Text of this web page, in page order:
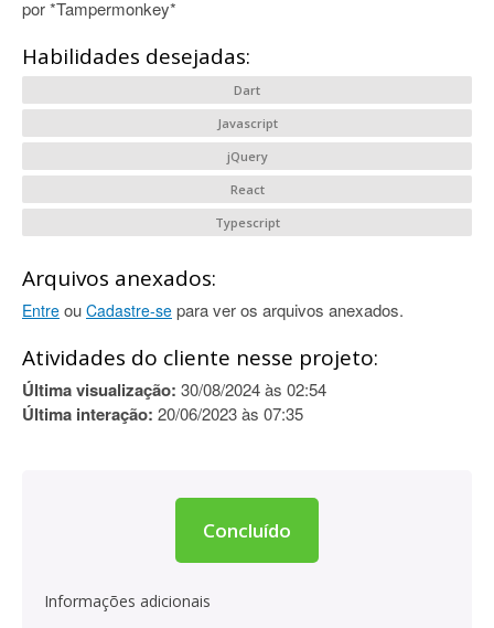
por *Tampermonkey*
Habilidades desejadas:
Dart
Javascript
jQuery
React
Typescript
Arquivos anexados:
Entre ou Cadastre-se para ver os arquivos anexados.
Atividades do cliente nesse projeto:
Última visualização: 30/08/2024 às 02:54
Última interação: 20/06/2023 às 07:35
Concluído
Informações adicionais